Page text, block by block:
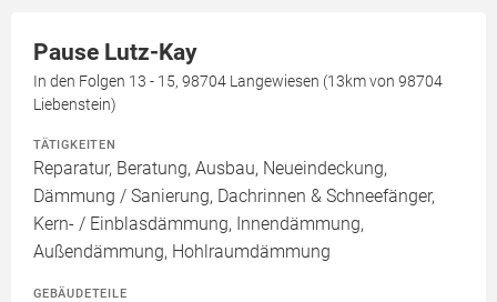
Pause Lutz-Kay
In den Folgen 13 - 15, 98704 Langewiesen (13km von 98704
Liebenstein)
TÄTIGKEITEN
Reparatur, Beratung, Ausbau, Neueindeckung,
Dämmung / Sanierung, Dachrinnen & Schneefänger,
Kern- / Einblasdämmung, Innendämmung,
Außendämmung, Hohlraumdämmung
GEBÄUDETEILE